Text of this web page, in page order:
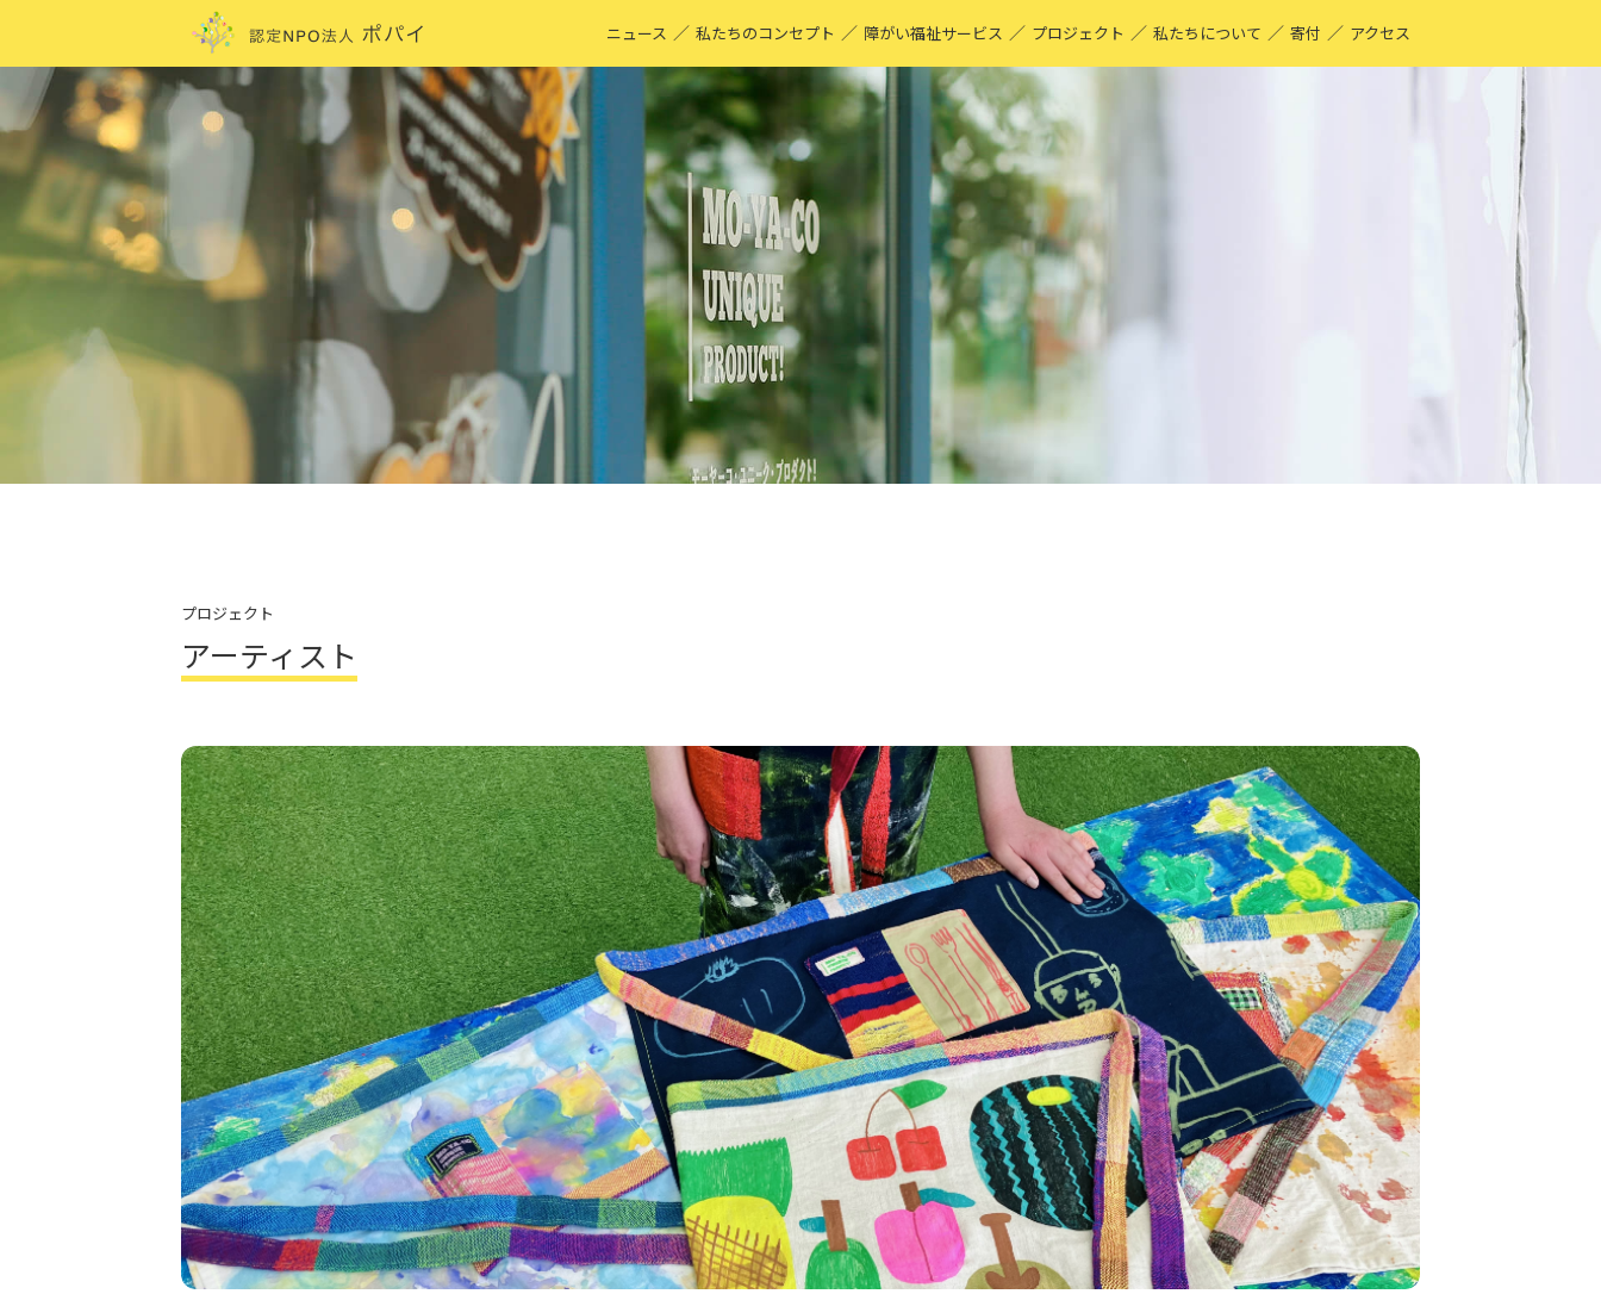
ニュース ／ 私たちのコンセプト ／ 障がい福祉サービス ／ プロジェクト ／ 私たちについて ／ 寄付 ／ アクセス
プロジェクト
アーティスト